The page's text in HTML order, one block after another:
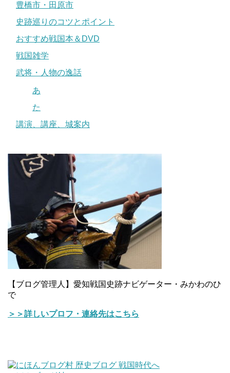
豊橋市・田原市
史跡巡りのコツとポイント
おすすめ戦国本＆DVD
戦国雑学
武将・人物の逸話
あ
た
講演、講座、城案内
【ブログ管理人】愛知戦国史跡ナビゲーター・みかわのひ
で
＞＞詳しいプロフ・連絡先はこちら